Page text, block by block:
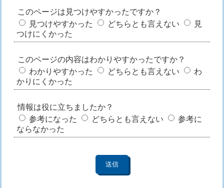
このページは見つけやすかったですか？
見つけやすかった
どちらとも言えない
見
つけにくかった
このページの内容はわかりやすかったですか？
わかりやすかった
どちらとも言えない
わ
かりにくかった
情報は役に立ちましたか？
参考になった
どちらとも言えない
参考に
ならなかった